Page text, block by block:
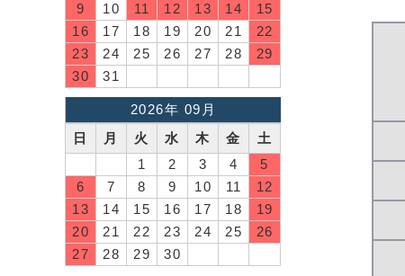
9
10 11 12 13 14
15
16
17 18 19 20 21
22
23
24 25 26 27 28
29
30
31
2026年 09月
日
月 火 水 木 金
土
1
2 3 4
5
6
7 8 9 10 11
12
13
14 15 16 17 18
19
20
21 22 23 24 25
26
27
28 29
30